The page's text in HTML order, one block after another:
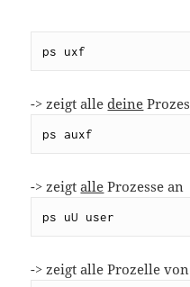
ps uxf
-> zeigt alledeine
ps auxf
-> zeigtalle Prozesse an
ps uU user
-> zeigt alle Prozelle